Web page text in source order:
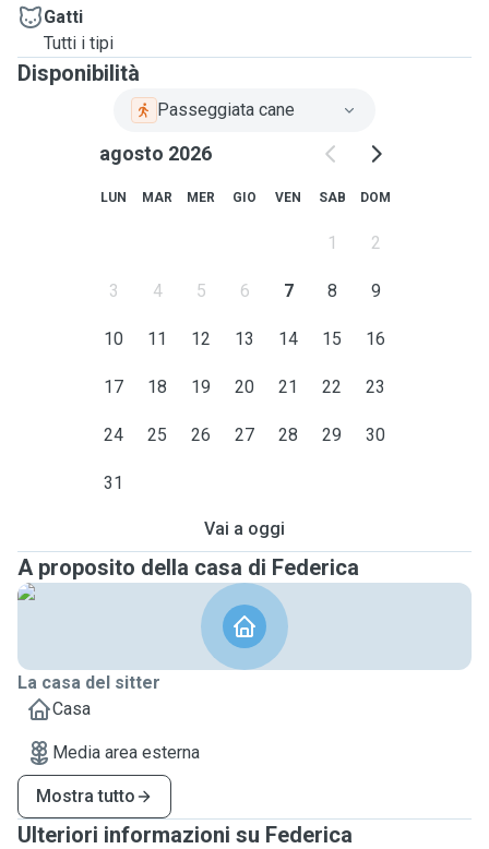
Gatti
Tutti i tipi
Disponibilità
Passeggiata cane
agosto 2026
LUN MAR MER GIO VEN SAB DOM
1 2
3 4 5 6 7 8 9
10 11 12 13 14 15 16
17 18 19 20 21 22 23
24 25 26 27 28 29 30
31
Vai a oggi
A proposito della casa di Federica
La casa del sitter
Casa
Media area esterna
Mostra tutto
Ulteriori informazioni su Federica